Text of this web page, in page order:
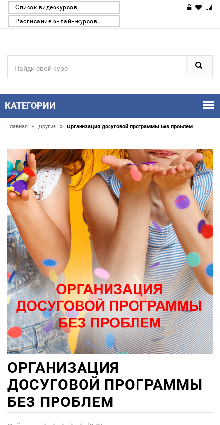
Список видеокурсов
Расписание онлайн-курсов
КАТЕГОРИИ
Главная » Другие » Организация досуговой программы без проблем
ОРГАНИЗАЦИЯ
ДОСУГОВОЙ ПРОГРАММЫ
БЕЗ ПРОБЛЕМ